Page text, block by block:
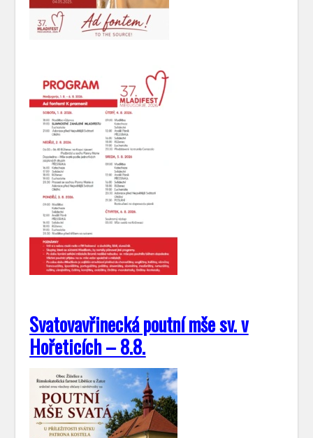
Svatovavřinecká poutní mše sv. v
Hořeticích – 8.8.